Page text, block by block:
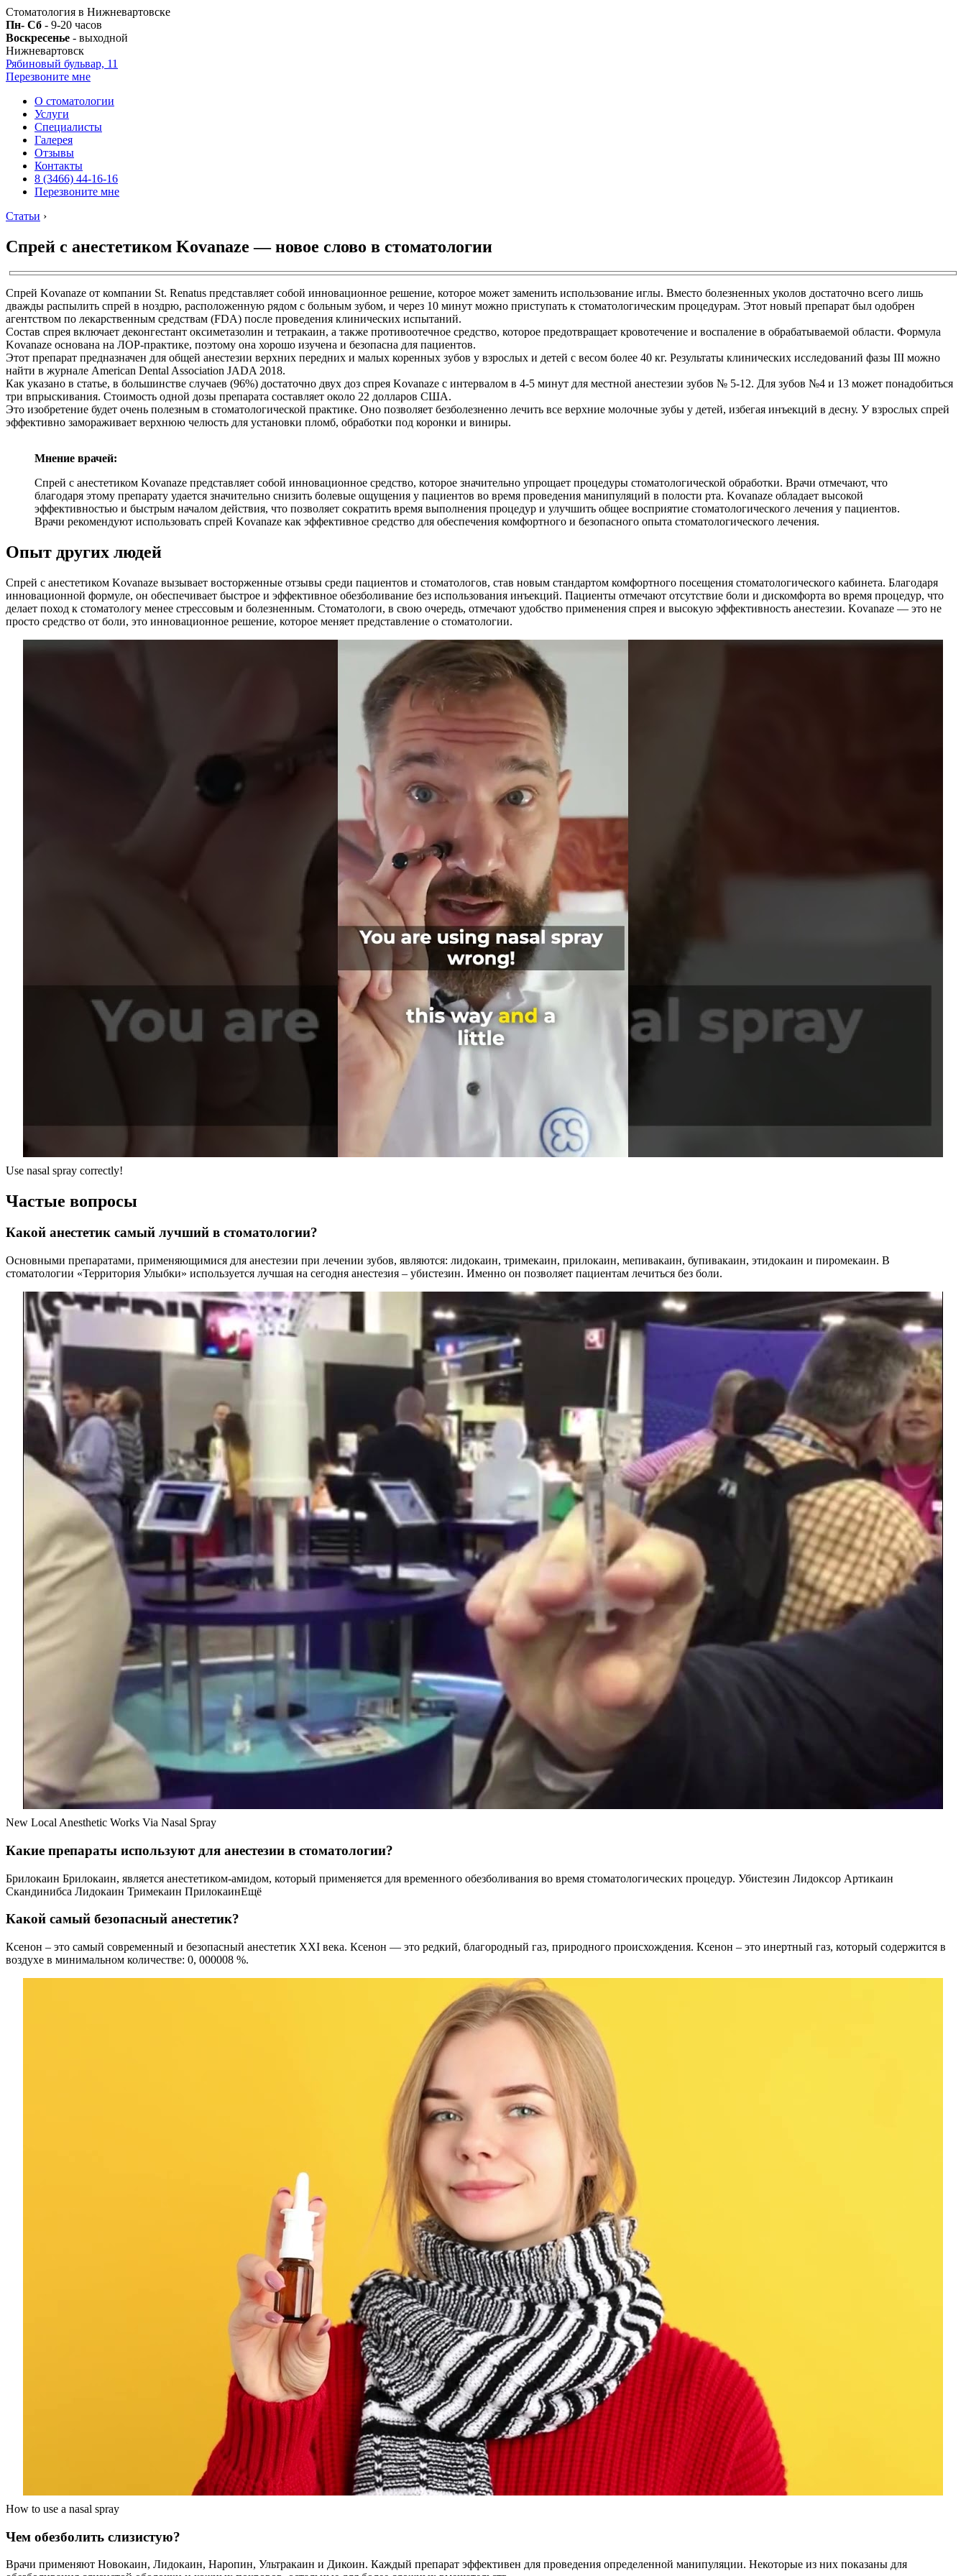
Стоматология в Нижневартовске
Пн- Сб - 9-20 часов
Воскресенье - выходной
Нижневартовск
Рябиновый бульвар, 11
Перезвоните мне
О стоматологии
Услуги
Специалисты
Галерея
Отзывы
Контакты
8 (3466) 44-16-16
Перезвоните мне
Статьи ›
Спрей с анестетиком Kovanaze — новое слово в стоматологии
Спрей Kovanaze от компании St. Renatus представляет собой инновационное решение, которое может заменить использование иглы. Вместо болезненных уколов достаточно всего лишь
дважды распылить спрей в ноздрю, расположенную рядом с больным зубом, и через 10 минут можно приступать к стоматологическим процедурам. Этот новый препарат был одобрен
агентством по лекарственным средствам (FDA) после проведения клинических испытаний.
Состав спрея включает деконгестант оксиметазолин и тетракаин, а также противоотечное средство, которое предотвращает кровотечение и воспаление в обрабатываемой области. Формула
Kovanaze основана на ЛОР-практике, поэтому она хорошо изучена и безопасна для пациентов.
Этот препарат предназначен для общей анестезии верхних передних и малых коренных зубов у взрослых и детей с весом более 40 кг. Результаты клинических исследований фазы III можно
найти в журнале American Dental Association JADA 2018.
Как указано в статье, в большинстве случаев (96%) достаточно двух доз спрея Kovanaze с интервалом в 4-5 минут для местной анестезии зубов № 5-12. Для зубов №4 и 13 может понадобиться
три впрыскивания. Стоимость одной дозы препарата составляет около 22 долларов США.
Это изобретение будет очень полезным в стоматологической практике. Оно позволяет безболезненно лечить все верхние молочные зубы у детей, избегая инъекций в десну. У взрослых спрей
эффективно замораживает верхнюю челюсть для установки пломб, обработки под коронки и виниры.
Мнение врачей:
Спрей с анестетиком Kovanaze представляет собой инновационное средство, которое значительно упрощает процедуры стоматологической обработки. Врачи отмечают, что
благодаря этому препарату удается значительно снизить болевые ощущения у пациентов во время проведения манипуляций в полости рта. Kovanaze обладает высокой
эффективностью и быстрым началом действия, что позволяет сократить время выполнения процедур и улучшить общее восприятие стоматологического лечения у пациентов.
Врачи рекомендуют использовать спрей Kovanaze как эффективное средство для обеспечения комфортного и безопасного опыта стоматологического лечения.
Опыт других людей
Спрей с анестетиком Kovanaze вызывает восторженные отзывы среди пациентов и стоматологов, став новым стандартом комфортного посещения стоматологического кабинета. Благодаря
инновационной формуле, он обеспечивает быстрое и эффективное обезболивание без использования инъекций. Пациенты отмечают отсутствие боли и дискомфорта во время процедур, что
делает поход к стоматологу менее стрессовым и болезненным. Стоматологи, в свою очередь, отмечают удобство применения спрея и высокую эффективность анестезии. Kovanaze — это не
просто средство от боли, это инновационное решение, которое меняет представление о стоматологии.
Use nasal spray correctly!
Частые вопросы
Какой анестетик самый лучший в стоматологии?
Основными препаратами, применяющимися для анестезии при лечении зубов, являются: лидокаин, тримекаин, прилокаин, мепивакаин, бупивакаин, этидокаин и пиромекаин. В
стоматологии «Территория Улыбки» используется лучшая на сегодня анестезия – убистезин. Именно он позволяет пациентам лечиться без боли.
New Local Anesthetic Works Via Nasal Spray
Какие препараты используют для анестезии в стоматологии?
Брилокаин Брилокаин, является анестетиком-амидом, который применяется для временного обезболивания во время стоматологических процедур. Убистезин Лидоксор Артикаин
Скандинибса Лидокаин Тримекаин ПрилокаинЕщё
Какой самый безопасный анестетик?
Ксенон – это самый современный и безопасный анестетик XXI века. Ксенон — это редкий, благородный газ, природного происхождения. Ксенон – это инертный газ, который содержится в
воздухе в минимальном количестве: 0, 000008 %.
How to use a nasal spray
Чем обезболить слизистую?
Врачи применяют Новокаин, Лидокаин, Наропин, Ультракаин и Дикоин. Каждый препарат эффективен для проведения определенной манипуляции. Некоторые из них показаны для